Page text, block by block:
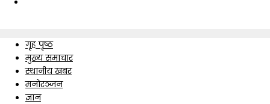
गृह पृष्ठ
मुख्य समाचार
स्थानीय खबर
मनोरञ्जन
ज्ञान